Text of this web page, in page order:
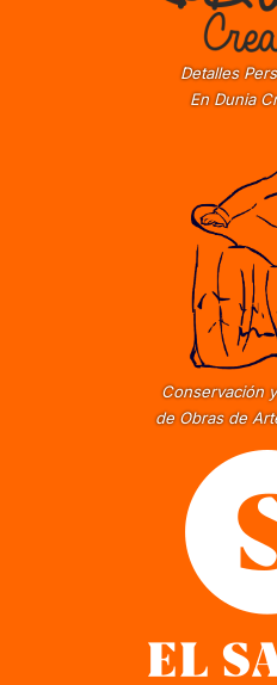
Detalles
En Dunia
Conservación
de Obras de